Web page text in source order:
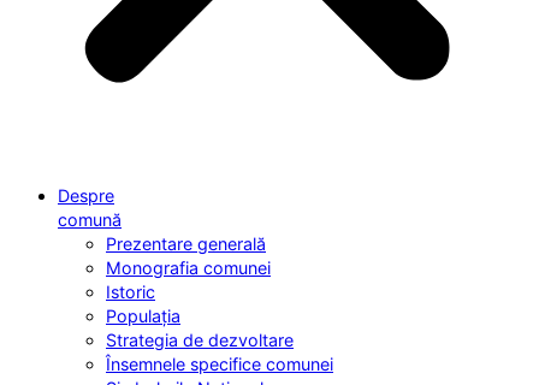
Despre
comună
Prezentare generală
Monografia comunei
Istoric
Populația
Strategia de dezvoltare
Însemnele specifice comunei